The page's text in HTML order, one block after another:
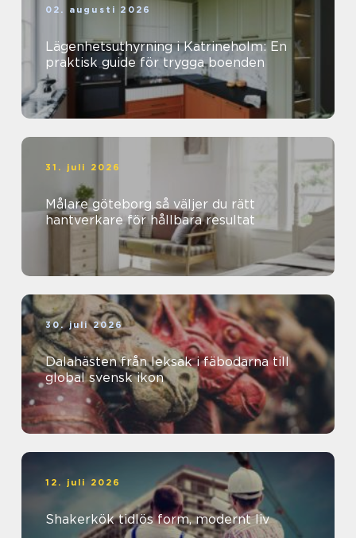
02. augusti 2026
Lägenhetsuthyrning i Katrineholm: En
praktisk guide för trygga boenden
31. juli 2026
Målare göteborg så väljer du rätt
hantverkare för hållbara resultat
30. juli 2026
Dalahästen från leksak i fäbodarna till
global svensk ikon
12. juli 2026
Shakerkök tidlös form, modernt liv